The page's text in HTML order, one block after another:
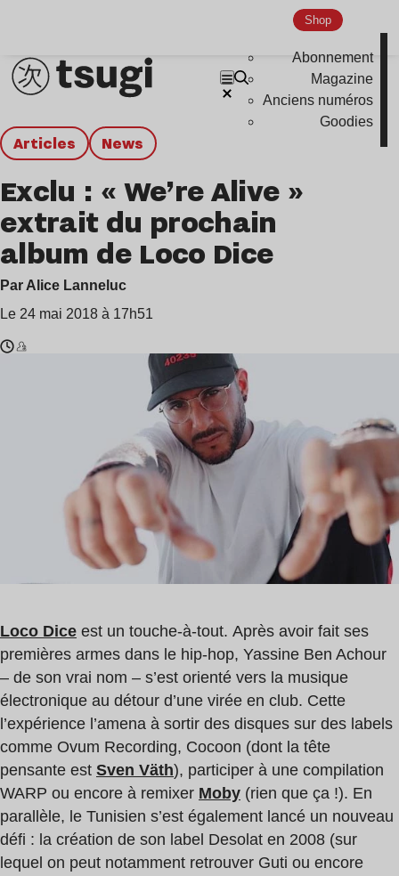
Shop
Abonnement
Magazine
Anciens numéros
Goodies
Articles news
Exclu : « We’re Alive »
extrait du prochain
album de Loco Dice
Par Alice Lanneluc
Le 24 mai 2018 à 17h51
Loco Dice est un touche-à-tout. Après avoir fait ses
premières armes dans le hip-hop, Yassine Ben Achour
– de son vrai nom – s’est orienté vers la musique
électronique au détour d’une virée en club. Cette
l’expérience l’amena à sortir des disques sur des labels
comme Ovum Recording, Cocoon (dont la tête
pensante est Sven Väth), participer à une compilation
WARP ou encore à remixer Moby (rien que ça !). En
parallèle, le Tunisien s’est également lancé un nouveau
défi : la création de son label Desolat en 2008 (sur
lequel on peut notamment retrouver Guti ou encore